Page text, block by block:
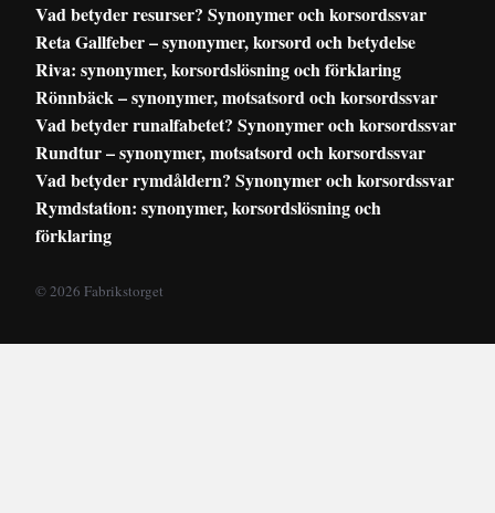
Vad betyder resurser? Synonymer och korsordssvar
Reta Gallfeber – synonymer, korsord och betydelse
Riva: synonymer, korsordslösning och förklaring
Rönnbäck – synonymer, motsatsord och korsordssvar
Vad betyder runalfabetet? Synonymer och korsordssvar
Rundtur – synonymer, motsatsord och korsordssvar
Vad betyder rymdåldern? Synonymer och korsordssvar
Rymdstation: synonymer, korsordslösning och
förklaring
© 2026 Fabrikstorget